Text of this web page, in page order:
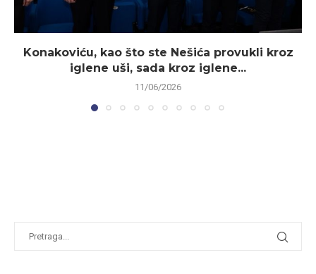
Konakoviću, kao što ste Nešića provukli kroz
iglene uši, sada kroz iglene...
11/06/2026